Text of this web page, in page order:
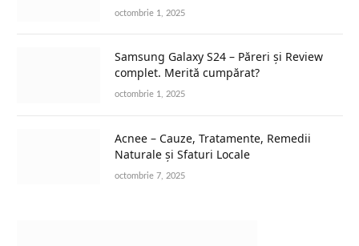
octombrie 1, 2025
Samsung Galaxy S24 – Păreri și Review
complet. Merită cumpărat?
octombrie 1, 2025
Acnee – Cauze, Tratamente, Remedii
Naturale și Sfaturi Locale
octombrie 7, 2025